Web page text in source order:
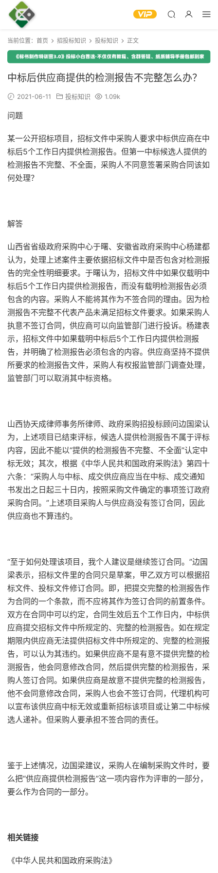
当前位置： 首页 招投标知识 投标知识 正文
中标后供应商提供的检测报告不完整怎么办？
2021-06-11 投标知识 1.09k
问题
某一公开招标项目，招标文件中采购人要求中标供应商在中
标后5个工作日内提供检测报告。但第一中标候选人提供的
检测报告不完整、不全面，采购人不同意签署采购合同该如
何处理？
解答
山西省省级政府采购中心于曙、安徽省政府采购中心杨建都
认为，处理上述案件主要依据招标文件中是否包含对检测报
告的完全性明细要求。于曙认为，招标文件中如果仅载明中
标后5个工作日内提供检测报告，而没有载明检测报告必须
包含的内容。采购人不能将其作为不签合同的理由。因为检
测报告不完整不代表产品未满足招标文件要求。如果采购人
执意不签订合同，供应商可以向监管部门进行投诉。杨建表
示，招标文件中如果载明中标后5个工作日内提供检测报
告，并明确了检测报告必须包含的内容。供应商坚持不提供
所要求的检测报告文件，采购人有权报监管部门调查处理，
监管部门可以取消其中标资格。
山西协天成律师事务所律师、政府采购招投标顾问边国梁认
为，上述项目已结束评标，候选人提供检测报告不属于评标
内容，因此不能以“提供的检测报告不完整、不全面”认定中
标无效；其次，根据《中华人民共和国政府采购法》第四十
六条：“采购人与中标、成交供应商应当在中标、成交通知
书发出之日起三十日内，按照采购文件确定的事项签订政府
采购合同。”上述项目采购人与供应商没有签订合同，因此
供应商也不算违约。
“至于如何处理该项目，我个人建议是继续签订合同。”边国
梁表示，招标文件里的合同只是草案，甲乙双方可以根据招
标文件、投标文件修订合同。即，把提交完整的检测报告作
为合同的一个条款，而不应将其作为签订合同的前置条件。
双方在合同中可以约定，合同生效后五个工作日内，中标供
应商提交招标文件中所规定的、完整的检测报告。如在规定
期限内供应商无法提供招标文件中所规定的、完整的检测报
告，可以认为其违约。如果供应商不是有意不提供完整的检
测报告，他会同意修改合同，然后提供完整的检测报告，采
购人签订合同。如果供应商是故意不提供完整的检测报告，
他不会同意修改合同，采购人也会不签订合同，代理机构可
以宣布该供应商中标无效或重新招标该项目或让第二中标候
选人递补。但采购人要承担不签合同的责任。
鉴于上述情况，边国梁建议，采购人在编制采购文件时，要
么把“供应商提供检测报告”这一项内容作为评审的一部分，
要么作为合同的一部分。
相关链接
《中华人民共和国政府采购法》